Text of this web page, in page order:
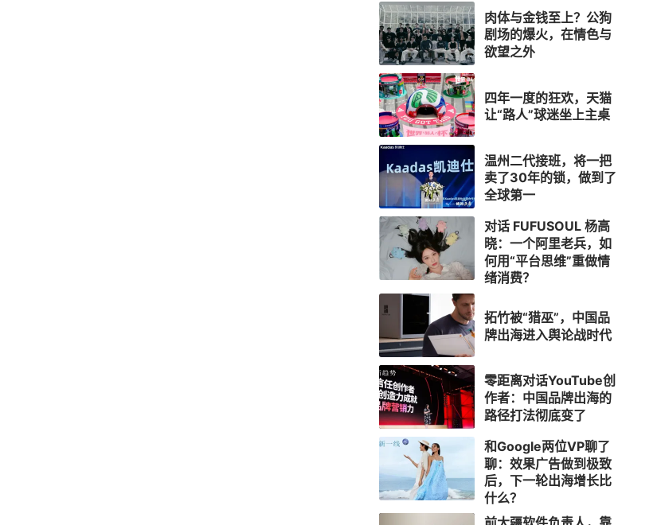
肉体与金钱至上？公狗
剧场的爆火，在情色与
欲望之外
四年一度的狂欢，天猫
让“路人”球迷坐上主桌
温州二代接班，将一把
卖了30年的锁，做到了
全球第一
对话 FUFUSOUL 杨高
晓：一个阿里老兵，如
何用“平台思维”重做情
绪消费？
拓竹被“猎巫”，中国品
牌出海进入舆论战时代
零距离对话YouTube创
作者：中国品牌出海的
路径打法彻底变了
和Google两位VP聊了
聊：效果广告做到极致
后，下一轮出海增长比
什么？